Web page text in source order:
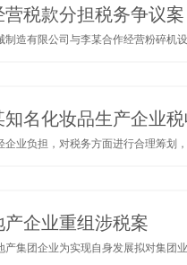
营税款分担税务争议案
制造有限公司与李某合作经营粉碎机
知名化妆品生产企业
企业负担，对税务方面进行合理筹划
产企业重组涉税案
产集团企业为实现自身发展拟对集团